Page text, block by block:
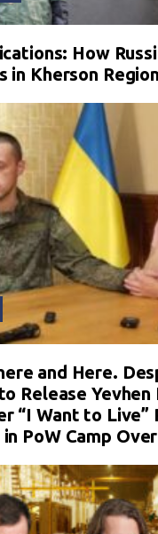
How
in Kherson Region
and Here.
Release Yevhen
“I Want to Live”
PoW Camp